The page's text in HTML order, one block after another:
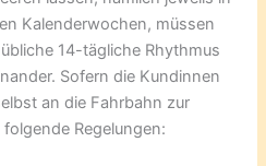
Kalenderwochen, müssen
14-tägliche Rhythmus
Sofern die Kundinnen
an die Fahrbahn zur
Regelungen: